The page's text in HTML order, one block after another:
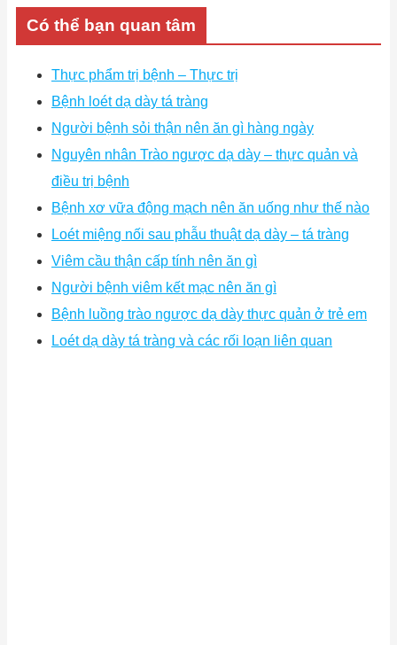
Có thể bạn quan tâm
Thực phẩm trị bệnh – Thực trị
Bệnh loét dạ dày tá tràng
Người bệnh sỏi thận nên ăn gì hàng ngày
Nguyên nhân Trào ngược dạ dày – thực quản và
điều trị bệnh
Bệnh xơ vữa động mạch nên ăn uống như thế nào
Loét miệng nối sau phẫu thuật dạ dày – tá tràng
Viêm cầu thận cấp tính nên ăn gì
Người bệnh viêm kết mạc nên ăn gì
Bệnh luồng trào ngược dạ dày thực quản ở trẻ em
Loét dạ dày tá tràng và các rối loạn liên quan